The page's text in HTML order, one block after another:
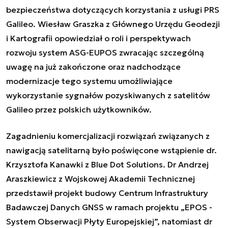
bezpieczeństwa dotyczących korzystania z usługi PRS
Galileo. Wiesław Graszka z Głównego Urzędu Geodezji
i Kartografii opowiedział o roli i perspektywach
rozwoju system ASG-EUPOS zwracając szczególną
uwagę na już zakończone oraz nadchodzące
modernizacje tego systemu umożliwiające
wykorzystanie sygnałów pozyskiwanych z satelitów
Galileo przez polskich użytkowników.
Zagadnieniu komercjalizacji rozwiązań związanych z
nawigacją satelitarną było poświęcone wstąpienie dr.
Krzysztofa Kanawki z Blue Dot Solutions. Dr Andrzej
Araszkiewicz z Wojskowej Akademii Technicznej
przedstawił projekt budowy Centrum Infrastruktury
Badawczej Danych GNSS w ramach projektu „EPOS -
System Obserwacji Płyty Europejskiej”, natomiast dr